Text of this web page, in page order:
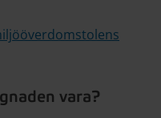
vara?